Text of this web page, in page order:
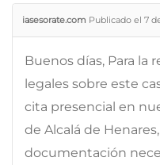
iasesorate.com Publicado el 7
Buenos días, Para la
legales sobre este
cita presencial en
de Alcalá de
documentación